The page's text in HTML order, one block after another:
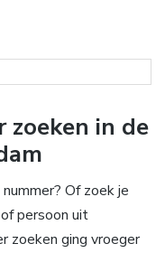
zoeken in de
Of zoek je
persoon uit
zoeken ging vroeger